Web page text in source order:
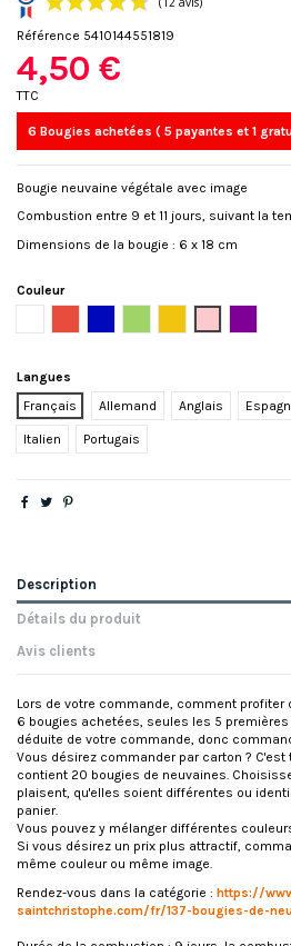
(12 avis)
Référence 5410144551819
4,50 €
TTC
6 Bougies achetées ( 5 payantes et 1
Bougie neuvaine végétale avec image
Combustion entre 9 et 11 jours, suivant la
Dimensions de la bougie : 6 x 18 cm
Couleur
Langues
Français
Allemand Anglais
Italien Portugais
Description
Détails du produit
Avis clients
Lors de votre commande, comment profiter
6 bougies achetées, seules les 5
déduite de votre commande, donc
Vous désirez commander par carton ?
contient 20 bougies de neuvaines.
plaisent, qu'elles soient différentes ou
panier.
Vous pouvez y mélanger différentes
Si vous désirez un prix plus attractif,
même couleur ou même image.
Rendez-vous dans la catégorie : https://
saintchristophe.com/fr/137-bougies-de-